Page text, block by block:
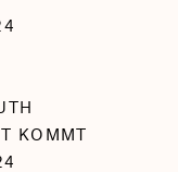
KOMMT